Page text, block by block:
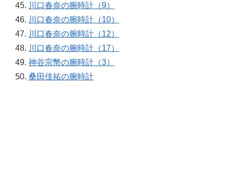
川口春奈の腕時計（9）
川口春奈の腕時計（10）
川口春奈の腕時計（12）
川口春奈の腕時計（17）
神谷宗幣の腕時計（3）
桑田佳祐の腕時計